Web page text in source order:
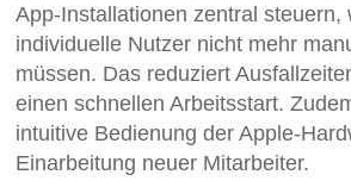
App-Installationen zentral steuern,
individuelle Nutzer nicht mehr
müssen. Das reduziert
einen schnellen Arbeitsstart.
intuitive Bedienung der Apple-
Einarbeitung neuer Mitarbeiter.